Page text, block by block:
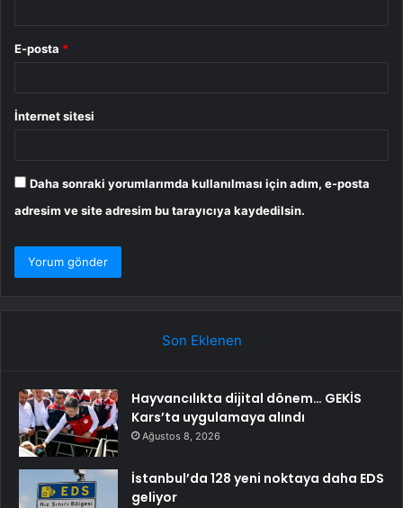
E-posta *
İnternet sitesi
Daha sonraki yorumlarımda kullanılması için adım, e-posta
adresim ve site adresim bu tarayıcıya kaydedilsin.
Son Eklenen
Hayvancılıkta dijital dönem… GEKİS
Kars’ta uygulamaya alındı
Ağustos 8, 2026
İstanbul’da 128 yeni noktaya daha EDS
geliyor